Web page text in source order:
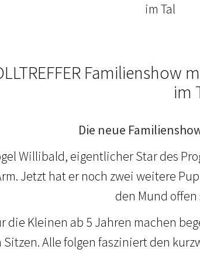
im Tal
im
Die neue
Willibald, eigentlicher Star des
Jetzt hat er noch zwei weitere
den Mund
die Kleinen ab 5 Jahren machen
Sitzen. Alle folgen fasziniert den